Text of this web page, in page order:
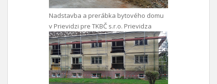
Nadstavba a prerábka bytového domu
v Prievidzi pre TKBČ s.r.o. Prievidza